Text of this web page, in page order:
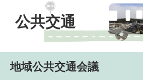
公共交通
地域公共交通会議